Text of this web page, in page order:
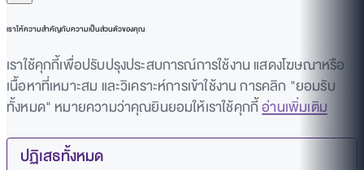
เราให้ความสำคัญกับความเป็นส่วนตัวของคุณ
เราใช้คุกกี้เพื่อปรับปรุงประสบการณ์การใช้งาน แสดงโฆษณาหรือ
เนื้อหาที่เหมาะสม และวิเคราะห์การเข้าใช้งาน การคลิก "ยอมรับ
ทั้งหมด" หมายความว่าคุณยินยอมให้เราใช้คุกกี้อ่านเพิ่มเติม
ปฏิเสธทั้งหมด